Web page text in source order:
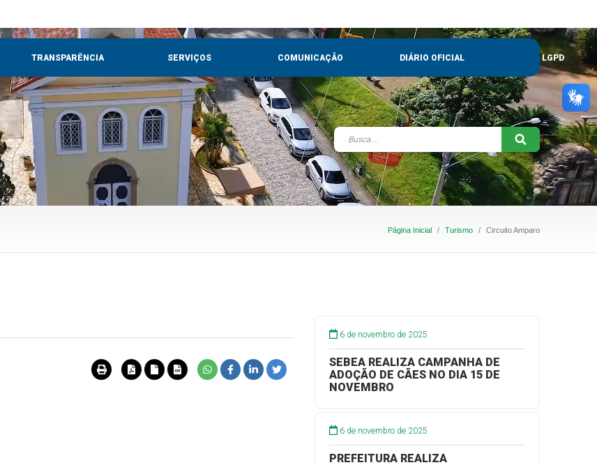
TRANSPARÊNCIA SERVIÇOS COMUNICAÇÃO DIÁRIO OFICIAL LGPD
Página Inicial Turismo Circuito Amparo
6 de novembro de 2025
SEBEA REALIZA CAMPANHA DE
ADOÇÃO DE CÃES NO DIA 15 DE
NOVEMBRO
6 de novembro de 2025
PREFEITURA REALIZA